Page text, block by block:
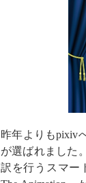
昨年よりもpixiv
が選ばれました
訳を行うスマー